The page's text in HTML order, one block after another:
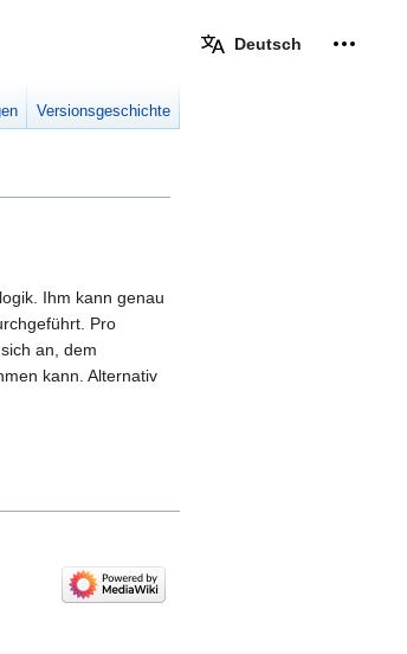
Deutsch
Versionsgeschichte
Ihm kann genau
Pro
an, dem
kann. Alternativ